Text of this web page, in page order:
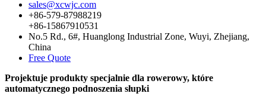
sales@xcwjc.com
+86-579-87988219
+86-15867910531
No.5 Rd., 6#, Huanglong Industrial Zone, Wuyi, Zhejiang,
China
Free Quote
Projektuje produkty specjalnie dla rowerowy, które
automatycznego podnoszenia słupki